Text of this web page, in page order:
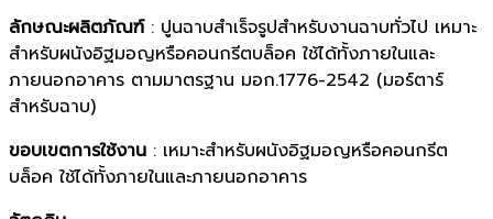
ลักษณะผลิตภัณฑ์: ปูนฉาบสำเร็จรูปสำหรับงานฉาบทั่วไป เหมาะ
สำหรับผนังอิฐมอญหรือคอนกรีตบล็อค ใช้ได้ทั้งภายในและ
ภายนอกอาคาร ตามมาตรฐาน มอก.1776-2542 (มอร์ตาร์
สำหรับฉาบ)
ขอบเขตการใช้งาน : เหมาะสำหรับผนังอิฐมอญหรือคอนกรีต
บล็อค ใช้ได้ทั้งภายในและภายนอกอาคาร